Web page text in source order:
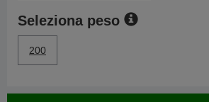
Seleziona peso
200